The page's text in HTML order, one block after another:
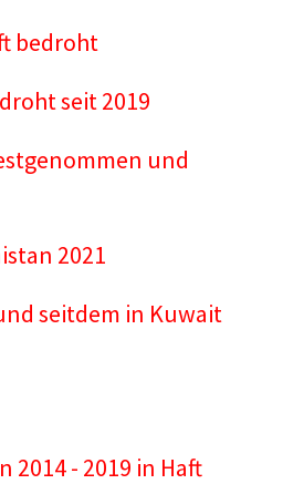
bedroht
seit 2019
und
2021
seitdem in Kuwait
2014 - 2019 in Haft